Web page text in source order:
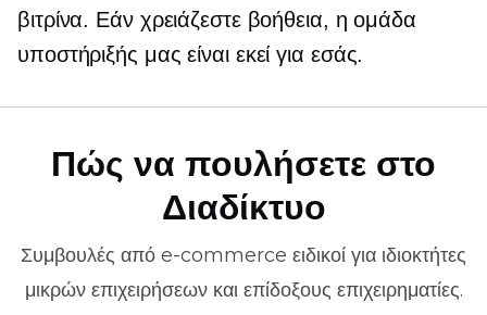
βιτρίνα. Εάν χρειάζεστε βοήθεια, η ομάδα
υποστήριξής μας είναι εκεί για εσάς.
Πώς να πουλήσετε στο
Διαδίκτυο
Συμβουλές από e-commerce ειδικοί για ιδιοκτήτες
μικρών επιχειρήσεων και επίδοξους επιχειρηματίες.